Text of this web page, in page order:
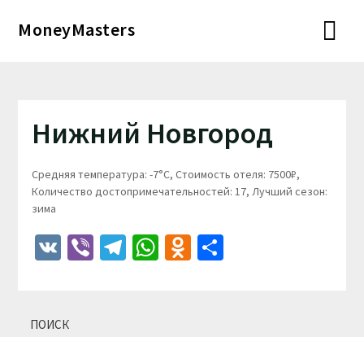
MoneyMasters
Нижний Новгород
Средняя температура: -7°C, Стоимость отеля: 7500₽,
Количество достопримечательностей: 17, Лучший сезон:
зима
VKViberTelegram
WhatsApp
Odnoklassniki
Отправить
ПОИСК